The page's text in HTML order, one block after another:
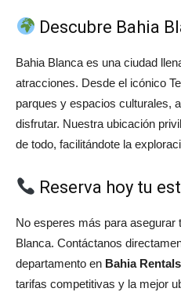
Descubre Bahia
Bahia Blanca es una ciudad
atracciones. Desde el icónico
parques y espacios culturales,
disfrutar. Nuestra ubicación
de todo, facilitándote la
Reserva hoy tu
No esperes más para asegurar
Blanca. Contáctanos
departamento en Bahia Rentals
tarifas competitivas y la mejor